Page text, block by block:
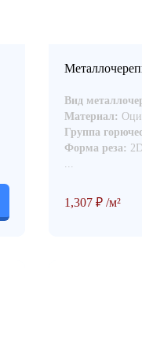
Вид
Материал:
Группа
Форма реза:
...
1,307₽ /м²